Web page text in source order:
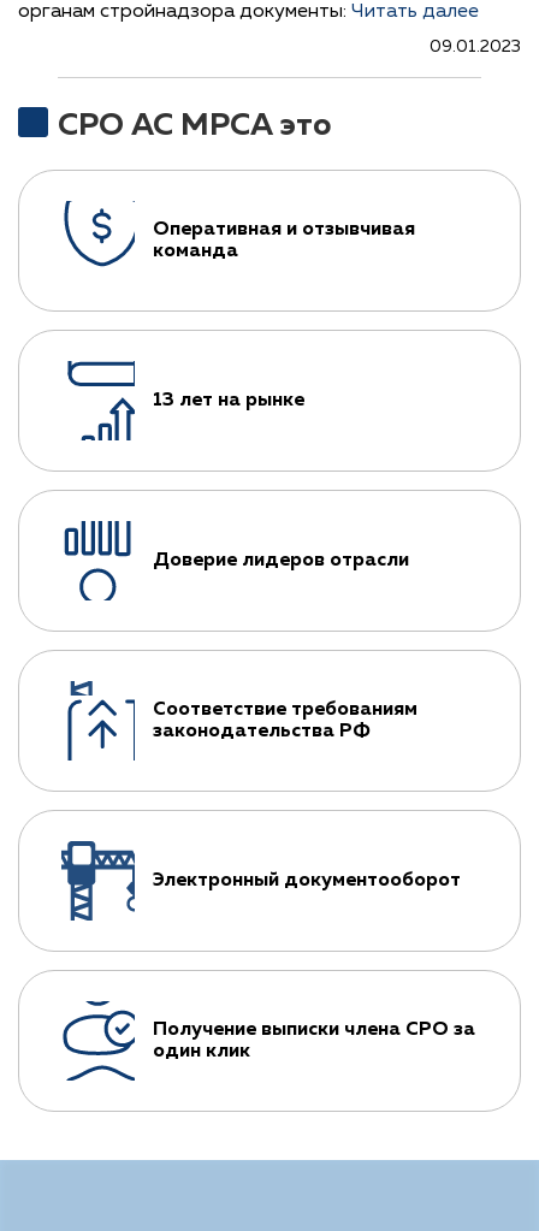
органам стройнадзора документы: Читать далее
09.01.2023
СРО АС МРСА это
Оперативная и отзывчивая
команда
13 лет на рынке
Доверие лидеров отрасли
Соответствие требованиям
законодательства РФ
Электронный документооборот
Получение выписки члена СРО за
один клик